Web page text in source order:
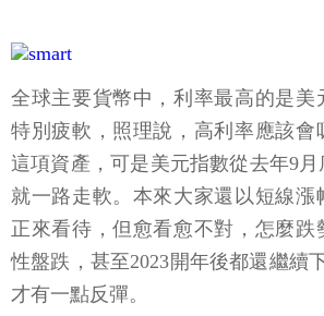
全球主要貨幣中，利率最高的是美
特別疲軟，照理說，高利率應該會
這項資產，可是美元指數從去年9月
就一路走軟。本來大家還以短線漲
正來看待，但愈看愈不對，怎麼跌
性盤跌，甚至2023開年後都還繼續
才有一點反彈。